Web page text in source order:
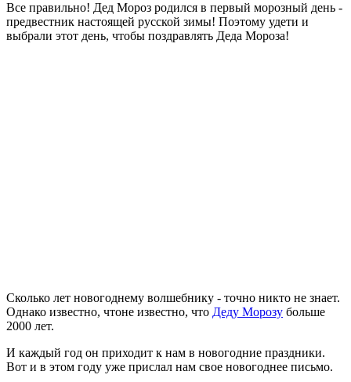
Все правильно! Дед Мороз родился в первый морозный день -
предвестник настоящей русской зимы! Поэтому удети и
выбрали этот день, чтобы поздравлять Деда Мороза!
Сколько лет новогоднему волшебнику - точно никто не знает.
Однако известно, чтоне известно, что Деду Морозу больше
2000 лет.
И каждый год он приходит к нам в новогодние праздники.
Вот и в этом году уже прислал нам свое новогоднее письмо.